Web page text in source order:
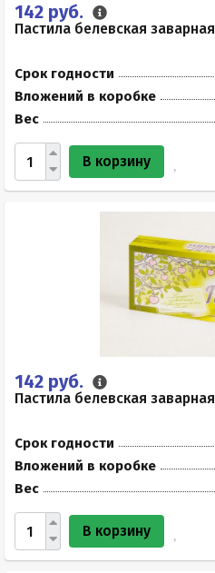
142 руб.
Пастила белевская
Срок годности
Вложений в коробке
Вес
В корзину
142 руб.
Пастила белевская
Срок годности
Вложений в коробке
Вес
В корзину